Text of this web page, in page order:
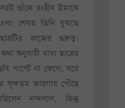
তাঁকে রংহীন উমাকে
এবং শেষত তিনি বুঝতে
কাজের গুরুত্ব।
অনুযায়ী বাধ্য ছাত্রের
পাল্টে না ফেলে, ঘরে
সূক্ষতম জায়গায় পৌঁছে
নন্দলাল, কিন্তু